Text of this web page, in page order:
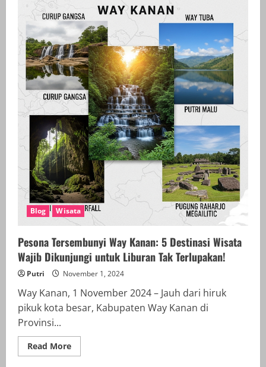
Guru
Nasional
di
SD
N
04
Tanjung
Aman:
Mahasiswa
Asistensi
Mengajar
FKIP
UMKO
Hadirkan
Penampilan
Siswa
yang
Memukau
Blog Wisata
Pesona Tersembunyi Way Kanan: 5 Destinasi Wisata
Wajib Dikunjungi untuk Liburan Tak Terlupakan!
Putri November 1, 2024
Way Kanan, 1 November 2024 – Jauh dari hiruk
pikuk kota besar, Kabupaten Way Kanan di
Provinsi...
Read MoreRead
more